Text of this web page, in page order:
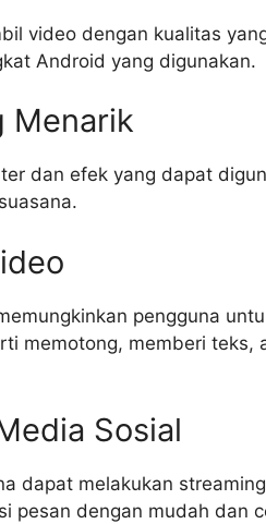
video dengan kualitas
Android yang digunakan.
Menarik
dan efek yang dapat
pengguna
memotong, memberi teks,
Sosial
dapat melakukan
pesan dengan mudah dan